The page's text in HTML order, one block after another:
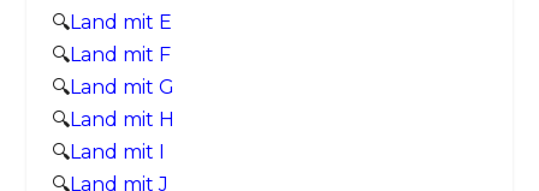
🔍Land mit E
🔍Land mit F
🔍Land mit G
🔍Land mit H
🔍Land mit I
🔍Land mit J